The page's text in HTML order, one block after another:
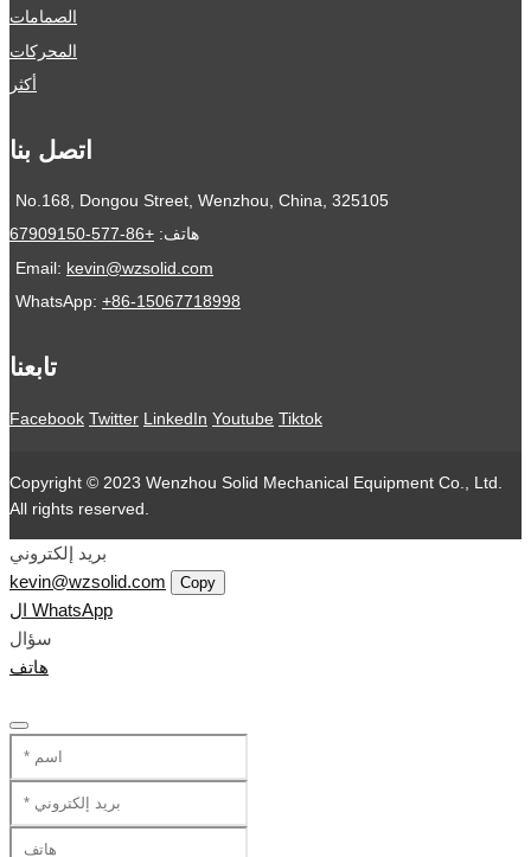
الصمامات
المحركات
أكثر
اتصل بنا
No.168, Dongou Street, Wenzhou, China, 325105
هاتف: +86-577-67909150
Email: kevin@wzsolid.com
WhatsApp: +86-15067718998
تابعنا
Facebook Twitter LinkedIn Youtube Tiktok
Copyright © 2023 Wenzhou Solid Mechanical Equipment Co., Ltd.
All rights reserved.
بريد إلكتروني
kevin@wzsolid.com
Copy
ال WhatsApp
سؤال
هاتف